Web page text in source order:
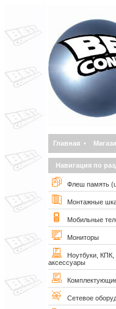
Главная •
Навигация по
Флеш память
Монтажные
Мобильные
Мониторы
Ноутбуки, КПК,
аксессуары
Сетевое